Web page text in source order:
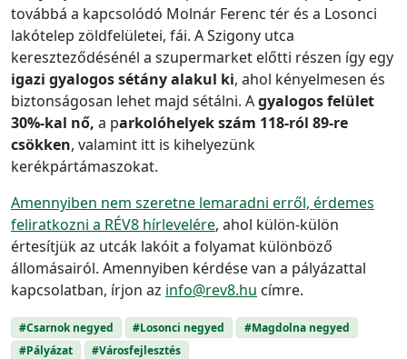
továbbá a kapcsolódó Molnár Ferenc tér és a Losonci
lakótelep zöldfelületei, fái. A Szigony utca
kereszteződésénél a szupermarket előtti részen így egy
igazi gyalogos sétány alakul ki, ahol kényelmesen és
biztonságosan lehet majd sétálni. Agyalogos felület
30%-kal nő, a parkolóhelyek szám 118-ról 89-re
csökken, valamint itt is kihelyezünk
kerékpártámaszokat.
Amennyiben nem szeretne lemaradni erről, érdemes
feliratkozni a RÉV8 hírlevelére, ahol külön-külön
értesítjük az utcák lakóit a folyamat különböző
állomásairól. Amennyiben kérdése van a pályázattal
kapcsolatban, írjon az info@rev8.hu címre.
#Csarnok negyed #Losonci negyed
#Magdolna negyed
#Pályázat
#Városfejlesztés